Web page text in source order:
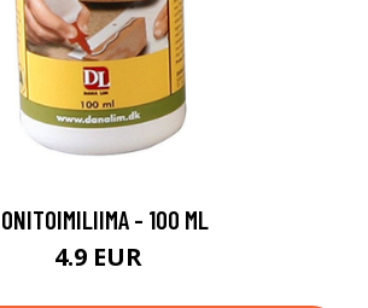
- 100 ML
4.9 EUR